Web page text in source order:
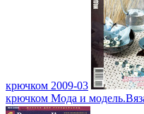
крючком 2009-03
крючком Мода и